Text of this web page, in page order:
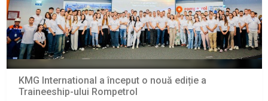
KMG International a început o nouă ediție a
Traineeship-ului Rompetrol